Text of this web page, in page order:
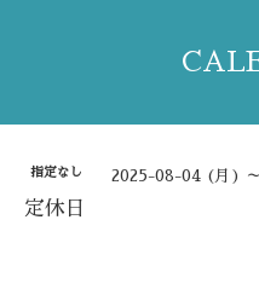
指定なし 2025-08-04 (月)
定休日